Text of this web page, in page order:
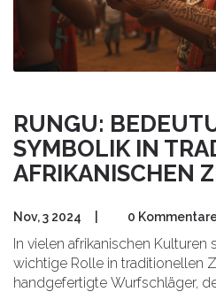
RUNGU:
SYMBOLIK IN
AFRIKANISCHEN
Nov, 3 2024 0
In vielen afrikanischen Kulturen
wichtige Rolle in traditionellen
handgefertigte Wurfschläger,